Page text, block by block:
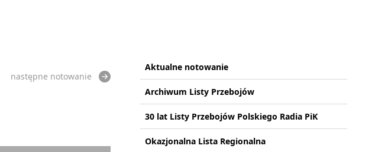
następne notowanie
Aktualne notowanie
Archiwum Listy Przebojów
30 lat Listy Przebojów Polskiego Radia PiK
Okazjonalna Lista Regionalna